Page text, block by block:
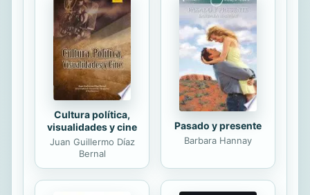
una de ellas! Conocer a Jesús de
una manera más profunda y a nivel
personal no solo significa verlo
trabajar en tu vida, sino también
abrirle tu...
Cultura política,
visualidades y cine
Juan Guillermo Díaz
Bernal
Pasado y presente
Barbara Hannay